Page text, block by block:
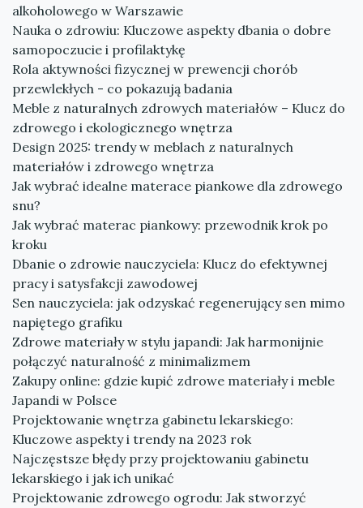
alkoholowego w Warszawie
Nauka o zdrowiu: Kluczowe aspekty dbania o dobre
samopoczucie i profilaktykę
Rola aktywności fizycznej w prewencji chorób
przewlekłych - co pokazują badania
Meble z naturalnych zdrowych materiałów – Klucz do
zdrowego i ekologicznego wnętrza
Design 2025: trendy w meblach z naturalnych
materiałów i zdrowego wnętrza
Jak wybrać idealne materace piankowe dla zdrowego
snu?
Jak wybrać materac piankowy: przewodnik krok po
kroku
Dbanie o zdrowie nauczyciela: Klucz do efektywnej
pracy i satysfakcji zawodowej
Sen nauczyciela: jak odzyskać regenerujący sen mimo
napiętego grafiku
Zdrowe materiały w stylu japandi: Jak harmonijnie
połączyć naturalność z minimalizmem
Zakupy online: gdzie kupić zdrowe materiały i meble
Japandi w Polsce
Projektowanie wnętrza gabinetu lekarskiego:
Kluczowe aspekty i trendy na 2023 rok
Najczęstsze błędy przy projektowaniu gabinetu
lekarskiego i jak ich unikać
Projektowanie zdrowego ogrodu: Jak stworzyć